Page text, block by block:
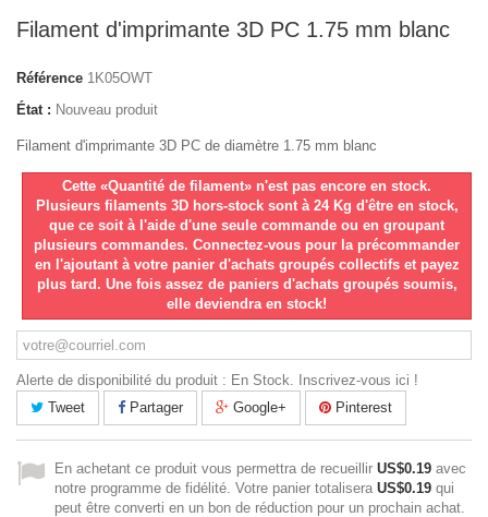
Filament d'imprimante 3D PC 1.75 mm blanc
Référence 1K05OWT
État : Nouveau produit
Filament d'imprimante 3D PC de diamètre 1.75 mm blanc
Cette «Quantité de filament» n'est pas encore en stock.
Plusieurs filaments 3D hors-stock sont à 24 Kg d'être en stock,
que ce soit à l'aide d'une seule commande ou en groupant
plusieurs commandes. Connectez-vous pour la précommander
en l'ajoutant à votre panier d'achats groupés collectifs et payez
plus tard. Une fois assez de paniers d'achats groupés soumis,
elle deviendra en stock!
Alerte de disponibilité du produit : En Stock. Inscrivez-vous ici !
Tweet
Partager Google+ Pinterest
En achetant ce produit vous permettra de recueillir US$0.19 avec
notre programme de fidélité. Votre panier totalisera US$0.19 qui
peut être converti en un bon de réduction pour un prochain achat.